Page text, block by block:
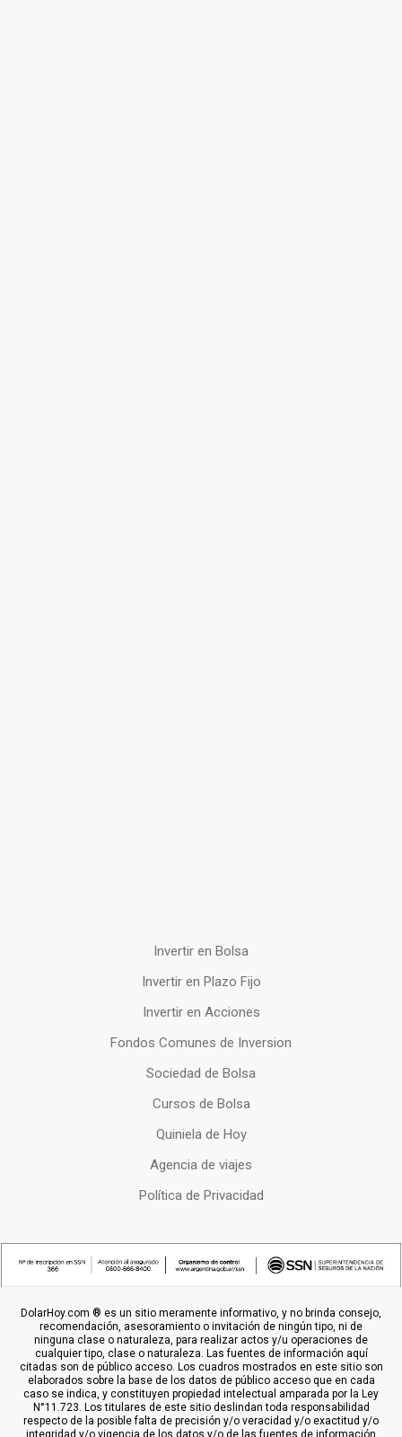
Invertir en Bolsa
Invertir en Plazo Fijo
Invertir en Acciones
Fondos Comunes de Inversion
Sociedad de Bolsa
Cursos de Bolsa
Quiniela de Hoy
Agencia de viajes
Política de Privacidad
DolarHoy.com ® es un sitio meramente informativo, y no brinda consejo,
recomendación, asesoramiento o invitación de ningún tipo, ni de
ninguna clase o naturaleza, para realizar actos y/u operaciones de
cualquier tipo, clase o naturaleza. Las fuentes de información aquí
citadas son de público acceso. Los cuadros mostrados en este sitio son
elaborados sobre la base de los datos de público acceso que en cada
caso se indica, y constituyen propiedad intelectual amparada por la Ley
N°11.723. Los titulares de este sitio deslindan toda responsabilidad
respecto de la posible falta de precisión y/o veracidad y/o exactitud y/o
integridad y/o vigencia de los datos y/o de las fuentes de información